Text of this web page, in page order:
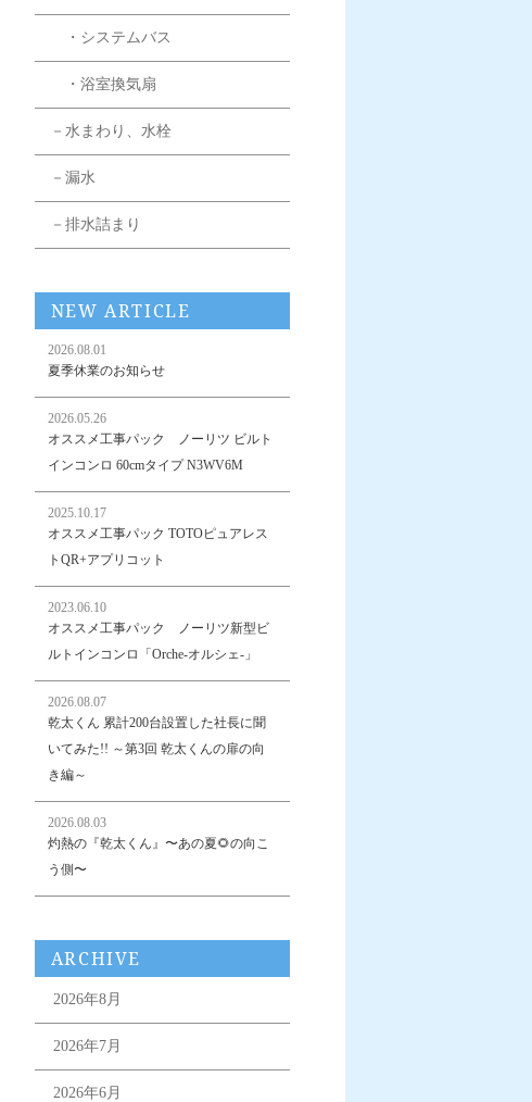
・システムバス
・浴室換気扇
－水まわり、水栓
－漏水
－排水詰まり
NEW ARTICLE
2026.08.01
夏季休業のお知らせ
2026.05.26
オススメ工事パック ノーリツ ビルト
インコンロ 60cmタイプ N3WV6M
2025.10.17
オススメ工事パック TOTOピュアレス
トQR+アプリコット
2023.06.10
オススメ工事パック ノーリツ新型ビ
ルトインコンロ「Orche-オルシェ-」
2026.08.07
乾太くん 累計200台設置した社長に聞
いてみた!! ～第3回 乾太くんの扉の向
き編～
2026.08.03
灼熱の『乾太くん』〜あの夏🌻の向こ
う側〜
ARCHIVE
2026年8月
2026年7月
2026年6月